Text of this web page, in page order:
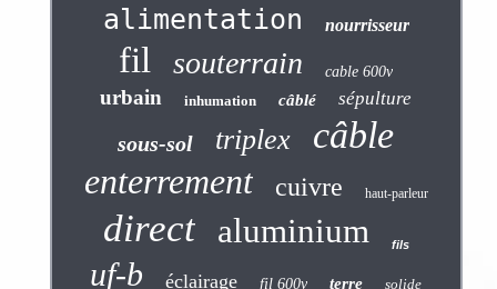
alimentation nourrisseur
fil souterrain cable 600v
urbain inhumation câblé sépulture
sous-sol triplex câble
enterrement cuivre haut-parleur
direct aluminium fils
uf-b éclairage fil 600v terre solide